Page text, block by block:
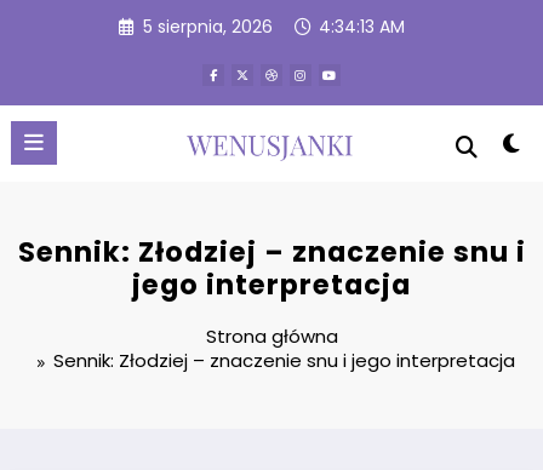
5 sierpnia, 2026 4:34:14 AM
Sennik: Złodziej – znaczenie snu i
jego interpretacja
Strona główna
Sennik: Złodziej – znaczenie snu i jego interpretacja